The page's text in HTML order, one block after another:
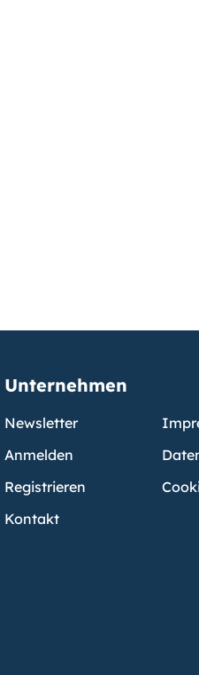
Unternehmen
Newsletter
Anmelden
Registrieren
Kontakt